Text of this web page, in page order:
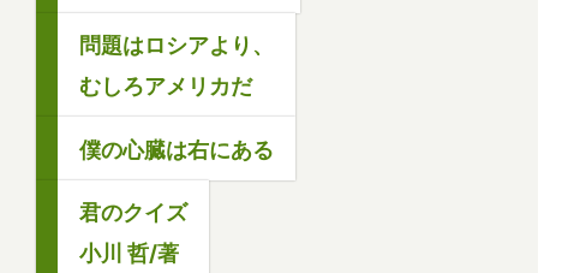
問題はロシアより、
むしろアメリカだ
僕の心臓は右にある
君のクイズ
小川 哲/著